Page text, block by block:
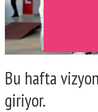
Bu hafta
giriyor.